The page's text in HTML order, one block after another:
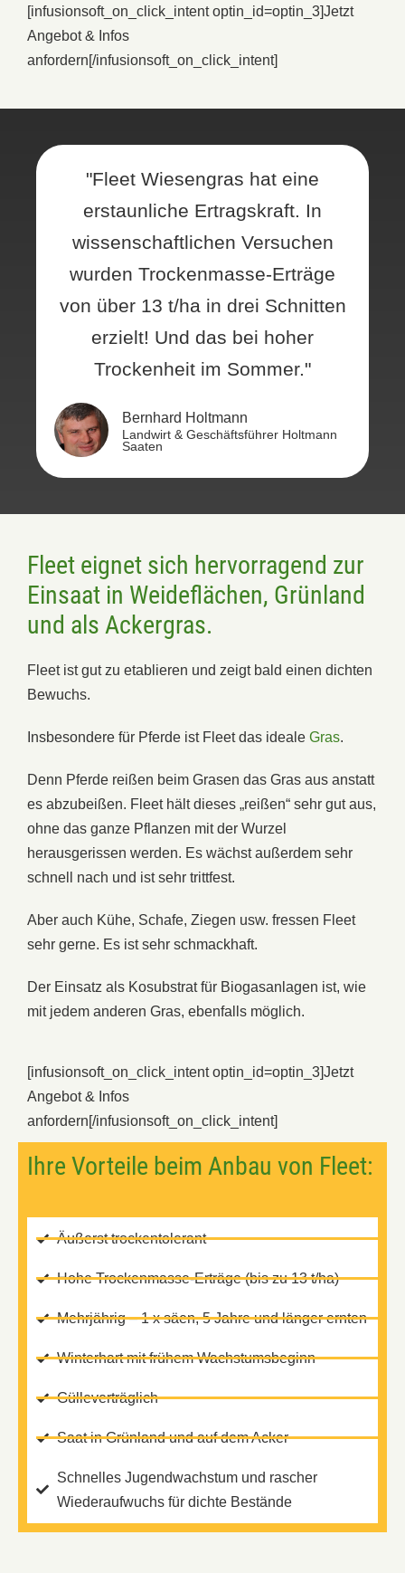
[infusionsoft_on_click_intent optin_id=optin_3]Jetzt
Angebot & Infos
anfordern[/infusionsoft_on_click_intent]
"Fleet Wiesengras hat eine
erstaunliche Ertragskraft. In
wissenschaftlichen Versuchen
wurden Trockenmasse-Erträge
von über 13 t/ha in drei Schnitten
erzielt! Und das bei hoher
Trockenheit im Sommer."
Bernhard Holtmann
Landwirt & Geschäftsführer Holtmann
Saaten
Fleet eignet sich hervorragend zur
Einsaat in Weideflächen, Grünland
und als Ackergras.
Fleet ist gut zu etablieren und zeigt bald einen dichten
Bewuchs.
Insbesondere für Pferde ist Fleet das ideale Gras.
Denn Pferde reißen beim Grasen das Gras aus anstatt
es abzubeißen. Fleet hält dieses „reißen“ sehr gut aus,
ohne das ganze Pflanzen mit der Wurzel
herausgerissen werden. Es wächst außerdem sehr
schnell nach und ist sehr trittfest.
Aber auch Kühe, Schafe, Ziegen usw. fressen Fleet
sehr gerne. Es ist sehr schmackhaft.
Der Einsatz als Kosubstrat für Biogasanlagen ist, wie
mit jedem anderen Gras, ebenfalls möglich.
[infusionsoft_on_click_intent optin_id=optin_3]Jetzt
Angebot & Infos
anfordern[/infusionsoft_on_click_intent]
Ihre Vorteile beim Anbau von Fleet:
Äußerst trockentolerant
Hohe Trockenmasse-Erträge (bis zu 13 t/ha)
Mehrjährig – 1 x säen, 5 Jahre und länger ernten
Winterhart mit frühem Wachstumsbeginn
Gülleverträglich
Saat in Grünland und auf dem Acker
Schnelles Jugendwachstum und rascher
Wiederaufwuchs für dichte Bestände